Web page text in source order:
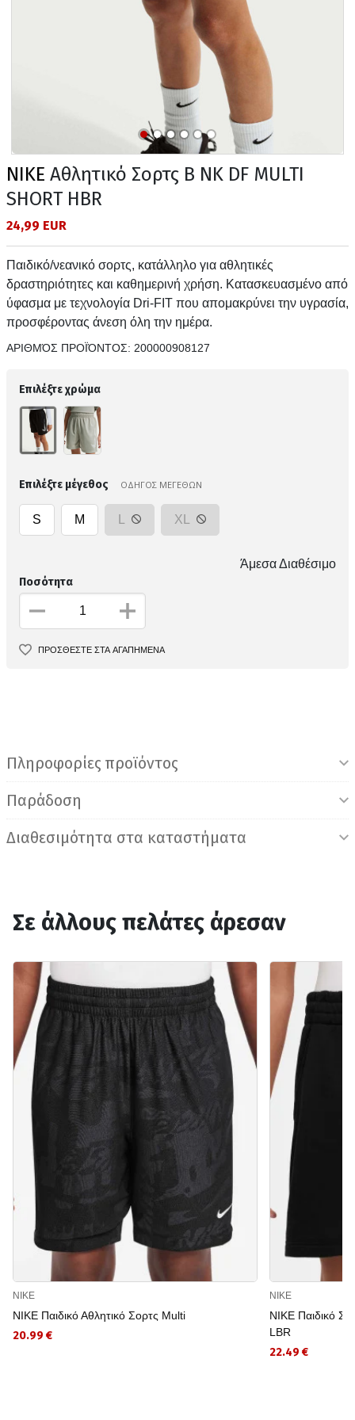
NIKE Αθλητικό Σορτς B NK DF MULTI
SHORT HBR
24,99 EUR
Παιδικό/νεανικό σορτς, κατάλληλο για αθλητικές
δραστηριότητες και καθημερινή χρήση. Κατασκευασμένο από
ύφασμα με τεχνολογία Dri-FIT που απομακρύνει την υγρασία,
προσφέροντας άνεση όλη την ημέρα.
ΑΡΙΘΜΌΣ ΠΡΟΪΌΝΤΟΣ: 200000908127
Επιλέξτε χρώμα
Επιλέξτε μέγεθος ΟΔΗΓΟΣ ΜΕΓΕΘΩΝ
S M XL
Άμεσα Διαθέσιμο
Ποσότητα
ΠΡΟΣΘΕΣΤΕ ΣΤΑ ΑΓΑΠΗΜΕΝΑ
Πληροφορίες προϊόντος
Παράδοση
Διαθεσιμότητα στα καταστήματα
Σε άλλους πελάτες άρεσαν
NIKE
NIKE Παιδικό Αθλητικό Σορτς Multi
20.99 €
NIKE
NIKE Παιδικό
LBR
22.49 €